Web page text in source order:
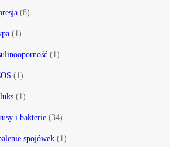
(8)
(1)
(1)
(1)
(1)
i bakterie (34)
spojówek (1)